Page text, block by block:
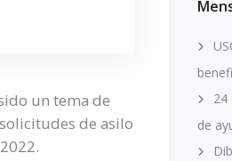
un tema de
de asilo
24
de